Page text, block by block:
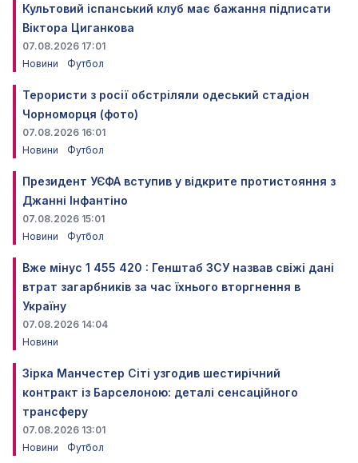
Культовий іспанський клуб має бажання підписати
Віктора Циганкова
07.08.2026 17:01
Новини
Футбол
Терористи з росії обстріляли одеський стадіон
Чорноморця (фото)
07.08.2026 16:01
Новини
Футбол
Президент УЄФА вступив у відкрите протистояння з
Джанні Інфантіно
07.08.2026 15:01
Новини
Футбол
Вже мінус 1 455 420 : Генштаб ЗСУ назвав свіжі дані
втрат загарбників за час їхнього вторгнення в
Україну
07.08.2026 14:04
Новини
Зірка Манчестер Сіті узгодив шестирічний
контракт із Барселоною: деталі сенсаційного
трансферу
07.08.2026 13:01
Новини
Футбол